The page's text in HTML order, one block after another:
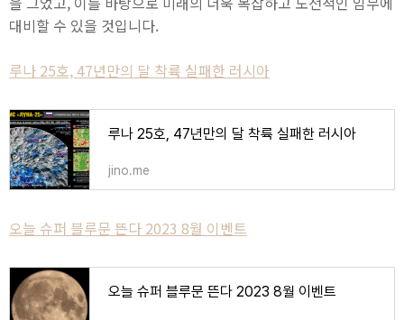
대비할 수 있을 것입니다.
루나 25호, 47년만의 달 착륙 실패한 러시아
루나 25호, 47년만의 달 착륙 실패한 러시아
jino.me
오늘 슈퍼 블루문 뜬다 2023 8월 이벤트
오늘 슈퍼 블루문 뜬다 2023 8월 이벤트